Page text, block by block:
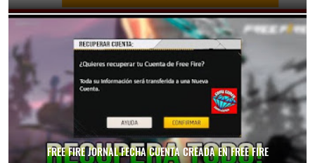
FREE FIRE JORNAL FECHA CUENTA CREADA EN FREE FIRE